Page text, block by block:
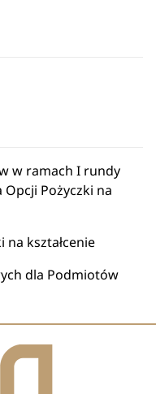
w ramach I rundy
Pożyczki na
kształcenie
dla Podmiotów